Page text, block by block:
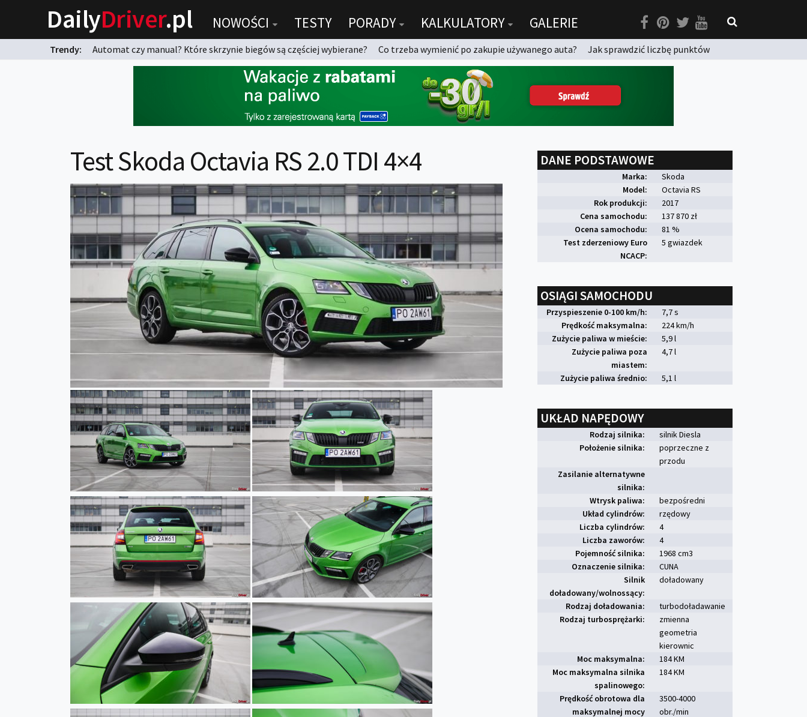
DailyDriver.pl NOWOŚCI TESTY PORADY KALKULATORY GALERIE
Trendy: Automat czy manual? Które skrzynie biegów są częściej wybierane? Co trzeba wymienić po zakupie używanego auta?
Jak sprawdzić liczbę punktów
Test Skoda Octavia RS 2.0 TDI 4×4 DANE PODSTAWOWE
Marka:
Skoda
Model:
Octavia RS
Rok produkcji:
2017
Cena samochodu:
137 870 zł
Ocena samochodu:
81 %
Test zderzeniowy Euro
NCACP:
5 gwiazdek
OSIĄGI SAMOCHODU
Przyspieszenie 0-100 km/h:
7,7 s
Prędkość maksymalna:
224 km/h
Zużycie paliwa w mieście:
5,9 l
Zużycie paliwa poza
miastem:
4,7 l
Zużycie paliwa średnio: 5,1 l
UKŁAD NAPĘDOWY
Rodzaj silnika:
silnik Diesla
Położenie silnika:
poprzeczne z
przodu
Zasilanie alternatywne
silnika:
Wtrysk paliwa:
bezpośredni
Układ cylindrów:
rzędowy
Liczba cylindrów:
4
Liczba zaworów:
4
Pojemność silnika:
1968 cm3
Oznaczenie silnika:
CUNA
Silnik
doładowany/wolnossący:
doładowany
Rodzaj doładowania:
turbodoładawanie
Rodzaj turbosprężarki:
zmienna
geometria
kierownic
Moc maksymalna:
184 KM
Moc maksymalna silnika
spalinowego:
184 KM
Prędkość obrotowa dla
maksymalnej mocy
3500-4000
obr./min